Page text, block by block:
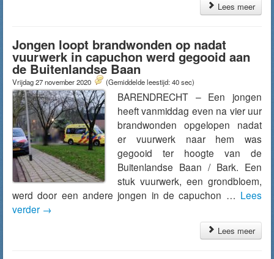
Lees meer
Jongen loopt brandwonden op nadat
vuurwerk in capuchon werd gegooid aan
de Buitenlandse Baan
Vrijdag 27 november 2020 (Gemiddelde leestijd: 40 sec)
BARENDRECHT – Een jongen
heeft vanmiddag even na vier uur
brandwonden opgelopen nadat
er vuurwerk naar hem was
gegooid ter hoogte van de
Buitenlandse Baan / Bark. Een
stuk vuurwerk, een grondbloem,
werd door een andere jongen in de capuchon … Lees
verder →
Lees meer